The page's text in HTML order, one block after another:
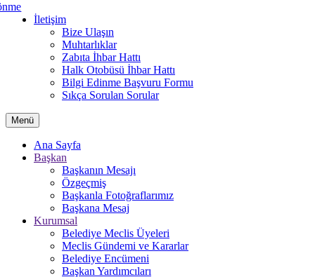
İletişim
Bize Ulaşın
Muhtarlıklar
Zabıta İhbar Hattı
Halk Otobüsü İhbar Hattı
Bilgi Edinme Başvuru Formu
Sıkça Sorulan Sorular
Menü
Ana Sayfa
Başkan
Başkanın Mesajı
Özgeçmiş
Başkanla Fotoğraflarımız
Başkana Mesaj
Kurumsal
Belediye Meclis Üyeleri
Meclis Gündemi ve Kararlar
Belediye Encümeni
Başkan Yardımcıları